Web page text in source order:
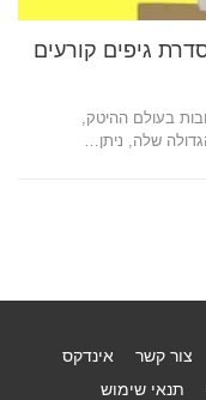
גיפים קורעים
בעולם ההיטק,
שלה, ניתן…
צור קשר
אינדקס
תנאי שימוש